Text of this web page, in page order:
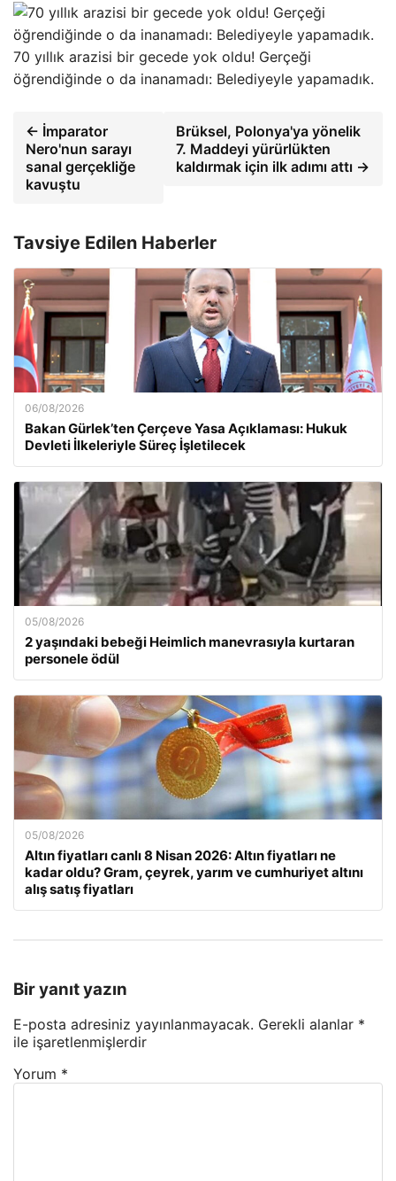
70 yıllık arazisi bir gecede yok oldu! Gerçeği
öğrendiğinde o da inanamadı: Belediyeyle yapamadık.
← İmparator
Nero'nun sarayı
sanal gerçekliğe
kavuştu
Brüksel, Polonya'ya yönelik
7. Maddeyi yürürlükten
kaldırmak için ilk adımı attı →
Tavsiye Edilen Haberler
06/08/2026
Bakan Gürlek’ten Çerçeve Yasa Açıklaması: Hukuk
Devleti İlkeleriyle Süreç İşletilecek
05/08/2026
2 yaşındaki bebeği Heimlich manevrasıyla kurtaran
personele ödül
05/08/2026
Altın fiyatları canlı 8 Nisan 2026: Altın fiyatları ne
kadar oldu? Gram, çeyrek, yarım ve cumhuriyet altını
alış satış fiyatları
Bir yanıt yazın
E-posta adresiniz yayınlanmayacak. Gerekli alanlar *
ile işaretlenmişlerdir
Yorum *